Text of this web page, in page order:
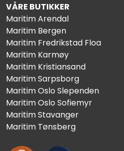
VÅRE BUTIKKER
Maritim Arendal
Maritim Bergen
Maritim Fredrikstad Floa
Maritim Karmøy
Maritim Kristiansand
Maritim Sarpsborg
Maritim Oslo Slependen
Maritim Oslo Sofiemyr
Maritim Stavanger
Maritim Tønsberg